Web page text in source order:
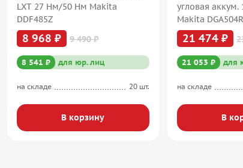
LXT 27 Нм/50 Нм Makita
DDF485Z
8 968 ₽ 9 490 ₽
8 541 ₽ для юр. лиц
на складе 20 шт.
В корзину
угловая
Makita
21 474 ₽
21 053 ₽ для
на складе
В